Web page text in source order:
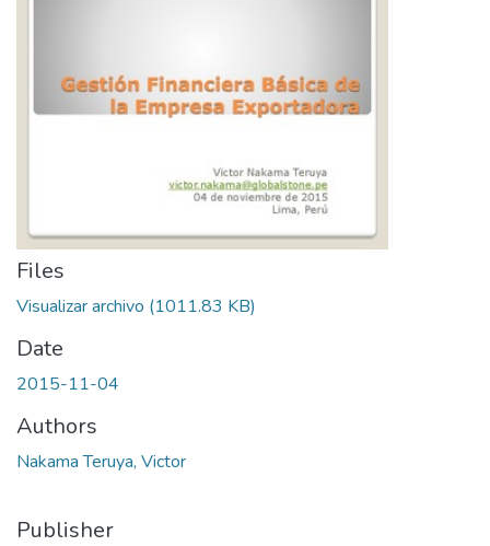
Files
Visualizar archivo (1011.83 KB)
Date
2015-11-04
Authors
Nakama Teruya, Victor
Publisher